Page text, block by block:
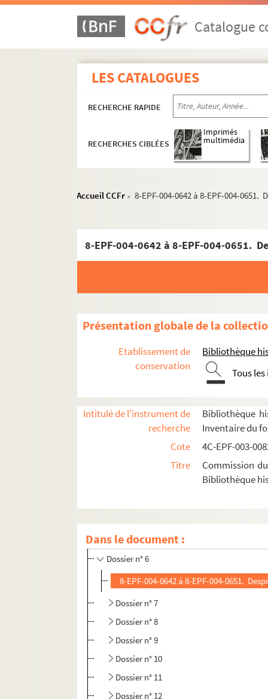
Catalogue
LES CATALOGUES
RECHERCHE RAPIDE
RECHERCHES CIBLÉES
Imprimés
multimédia
Accueil CCFr > 8-EPF-004-0642 à 8-EPF-004-
Présentation globale de la
Etablissement de
conservation
Bibliothèque
Tous
Intitulé de l'instrument de
recherche
Bibliothèque
Inventaire du
Cote
4C-EPF-003-
Titre
Commission
Bibliothèque
Dans le document :
2e arrondissement
3e arrondissement
5e arrondissement
6e arrondissement
7e arrondissement
8e arrondissement
9e arrondissement
11e arrondissement
12e arrondissement
Dossier n° 4
Dossier n° 5
Dossier n° 6
8-EPF-004-0642 à 8-EPF-004-0651.
Dossier n° 7
Dossier n° 8
Dossier n° 9
Dossier n° 10
Dossier n° 11
Dossier n° 12